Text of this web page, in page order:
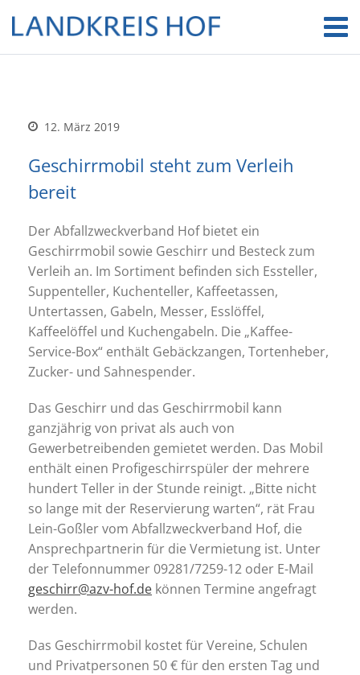
12. März 2019
Geschirrmobil steht zum Verleih
bereit
Der Abfallzweckverband Hof bietet ein
Geschirrmobil sowie Geschirr und Besteck zum
Verleih an. Im Sortiment befinden sich Essteller,
Suppenteller, Kuchenteller, Kaffeetassen,
Untertassen, Gabeln, Messer, Esslöffel,
Kaffeelöffel und Kuchengabeln. Die „Kaffee-
Service-Box“ enthält Gebäckzangen, Tortenheber,
Zucker- und Sahnespender.
Das Geschirr und das Geschirrmobil kann
ganzjährig von privat als auch von
Gewerbetreibenden gemietet werden. Das Mobil
enthält einen Profigeschirrspüler der mehrere
hundert Teller in der Stunde reinigt. „Bitte nicht
so lange mit der Reservierung warten“, rät Frau
Lein-Goßler vom Abfallzweckverband Hof, die
Ansprechpartnerin für die Vermietung ist. Unter
der Telefonnummer 09281/7259-12 oder E-Mail
geschirr@azv-hof.de können Termine angefragt
werden.
Das Geschirrmobil kostet für Vereine, Schulen
und Privatpersonen 50 € für den ersten Tag und